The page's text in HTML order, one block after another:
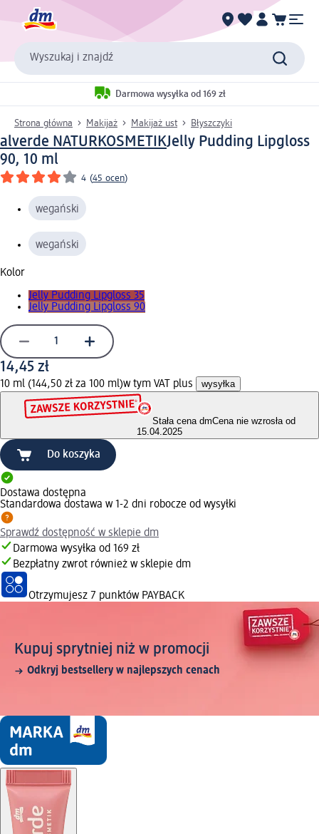
Wyszukaj i znajdź
Darmowa wysyłka od 169 zł
Strona główna Makijaż Makijaż ust Błyszczyki
alverde NATURKOSMETIKJelly Pudding Lipgloss
90, 10 ml
4 (45 ocen)
wegański
wegański
Kolor
Jelly Pudding Lipgloss 35
Jelly Pudding Lipgloss 90
14,45 zł
10 ml (144,50 zł za 100 ml)w tym VAT plus wysyłka
Stała cena dmCena nie wzrosła od
15.04.2025
Do koszyka
Dostawa dostępna
Standardowa dostawa w 1-2 dni robocze od wysyłki
Sprawdź dostępność w sklepie dm
Darmowa wysyłka od 169 zł
Bezpłatny zwrot również w sklepie dm
Otrzymujesz 7 punktów PAYBACK
Kupuj sprytniej niż w promocji
Odkryj bestsellery w najlepszych cenach